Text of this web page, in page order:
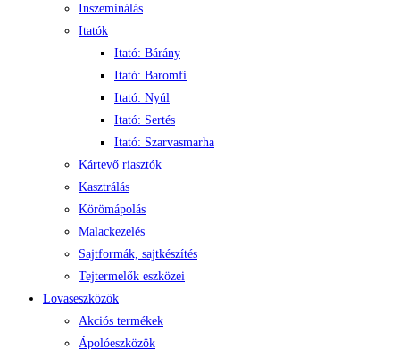
Inszeminálás
Itatók
Itató: Bárány
Itató: Baromfi
Itató: Nyúl
Itató: Sertés
Itató: Szarvasmarha
Kártevő riasztók
Kasztrálás
Körömápolás
Malackezelés
Sajtformák, sajtkészítés
Tejtermelők eszközei
Lovaseszközök
Akciós termékek
Ápolóeszközök